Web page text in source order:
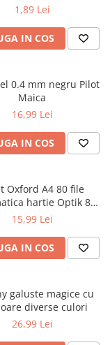
1,89 Lei
IN COS
0.4 mm negru Pilot
Maica
16,99 Lei
IN COS
Oxford A4 80 file
hartie Optik 80
motiv Teenager
15,99 Lei
IN COS
galuste magice cu
diverse culori
26,99 Lei